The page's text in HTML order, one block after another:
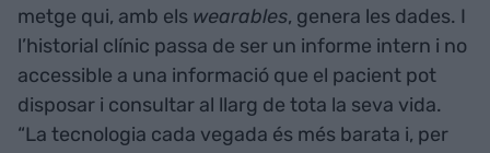
metge qui, amb els wearables, genera les dades. I
l’historial clínic passa de ser un informe intern i no
accessible a una informació que el pacient pot
disposar i consultar al llarg de tota la seva vida.
“La tecnologia cada vegada és més barata i, per